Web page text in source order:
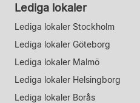
Lediga lokaler
Lediga lokaler Stockholm
Lediga lokaler Göteborg
Lediga lokaler Malmö
Lediga lokaler Helsingborg
Lediga lokaler Borås